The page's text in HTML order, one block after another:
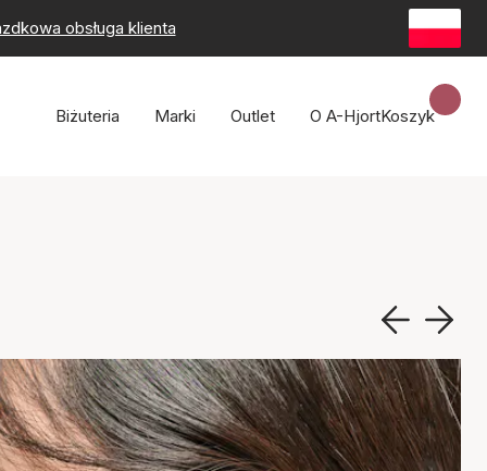
obsługa klienta
Biżuteria Marki Outlet O A-HjortKoszyk